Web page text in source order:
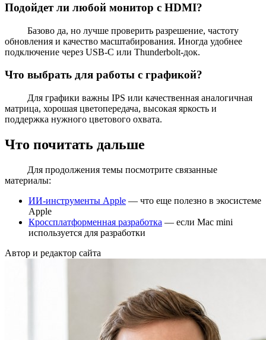
Подойдет ли любой монитор с HDMI?
Базово да, но лучше проверить разрешение, частоту
обновления и качество масштабирования. Иногда удобнее
подключение через USB-C или Thunderbolt-док.
Что выбрать для работы с графикой?
Для графики важны IPS или качественная аналогичная
матрица, хорошая цветопередача, высокая яркость и
поддержка нужного цветового охвата.
Что почитать дальше
Для продолжения темы посмотрите связанные
материалы:
ИИ-инструменты Apple — что еще полезно в экосистеме
Apple
Кроссплатформенная разработка — если Mac mini
используется для разработки
Автор и редактор сайта